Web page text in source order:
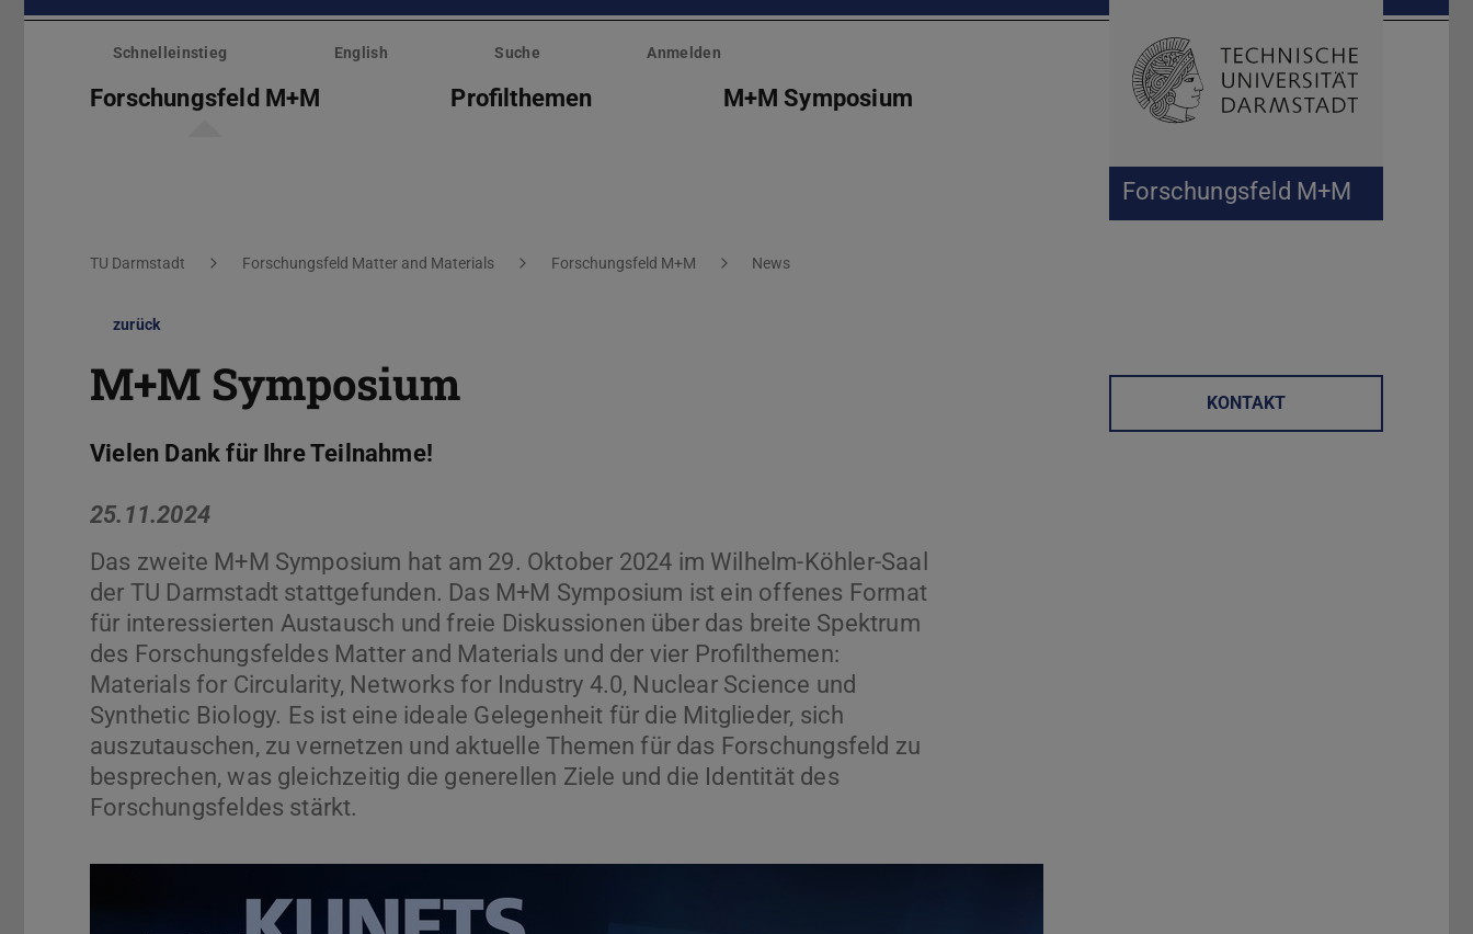
Menü
überspringen
Forschungsfeld M+M
Schnelleinstieg English Suche Anmelden
Forschungsfeld M+M Profilthemen M+M Symposium Suche öffnen
Sie befinden sich hier:
TU Darmstadt Forschungsfeld Matter and Materials Forschungsfeld M+M News
zurück
M+M Symposium
Vielen Dank für Ihre Teilnahme!
25.11.2024
Das zweite M+M Symposium hat am 29. Oktober 2024 im Wilhelm-Köhler-Saal
der TU Darmstadt stattgefunden. Das M+M Symposium ist ein offenes Format
für interessierten Austausch und freie Diskussionen über das breite Spektrum
des Forschungsfeldes Matter and Materials und der vier Profilthemen:
Materials for Circularity, Networks for Industry 4.0, Nuclear Science und
Synthetic Biology. Es ist eine ideale Gelegenheit für die Mitglieder, sich
auszutauschen, zu vernetzen und aktuelle Themen für das Forschungsfeld zu
besprechen, was gleichzeitig die generellen Ziele und die Identität des
Forschungsfeldes stärkt.
KONTAKT